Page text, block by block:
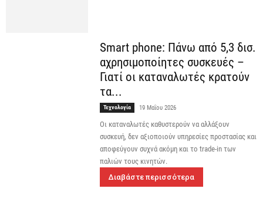
Smart phone: Πάνω από 5,3 δισ.
αχρησιμοποίητες συσκευές –
Γιατί οι καταναλωτές κρατούν
τα...
Τεχνολογία 19 Μαΐου 2026
Οι καταναλωτές καθυστερούν να αλλάξουν
συσκευή, δεν αξιοποιούν υπηρεσίες προστασίας και
αποφεύγουν συχνά ακόμη και το trade-in των
παλιών τους κινητών.
Διαβάστε περισσότερα